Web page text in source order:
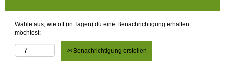
Wähle aus, wie oft (in Tagen) du eine Benachrichtigung erhalten
möchtest:
Benachrichtigung erstellen